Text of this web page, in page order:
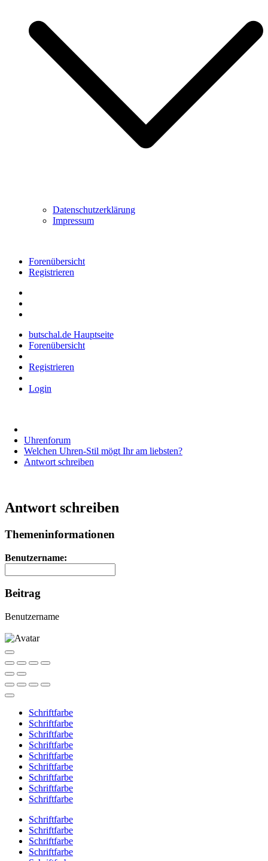
Datenschutzerklärung
Impressum
Forenübersicht
Registrieren
butschal.de Hauptseite
Forenübersicht
Registrieren
Login
Uhrenforum
Welchen Uhren-Stil mögt Ihr am liebsten?
Antwort schreiben
Antwort schreiben
Themeninformationen
Benutzername:
Beitrag
Benutzername
Schriftfarbe
Schriftfarbe
Schriftfarbe
Schriftfarbe
Schriftfarbe
Schriftfarbe
Schriftfarbe
Schriftfarbe
Schriftfarbe
Schriftfarbe
Schriftfarbe
Schriftfarbe
Schriftfarbe